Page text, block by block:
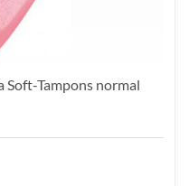
Soft-Tampons normal